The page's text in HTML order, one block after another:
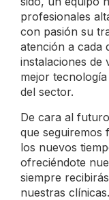
profesionales
con pasión su
atención a cada
instalaciones de
mejor
del sector.
De cara al
que seguiremos
los nuevos
ofreciéndote
siempre
nuestras clínicas.